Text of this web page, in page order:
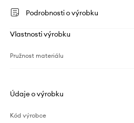
Podrobnosti o výrobku
Vlastnosti výrobku
Pružnost materiálu
Údaje o výrobku
Kód výrobce